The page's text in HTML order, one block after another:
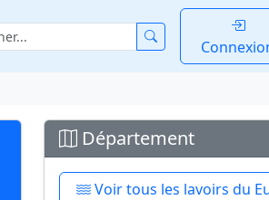
Département
Voir tous les lavoirs du